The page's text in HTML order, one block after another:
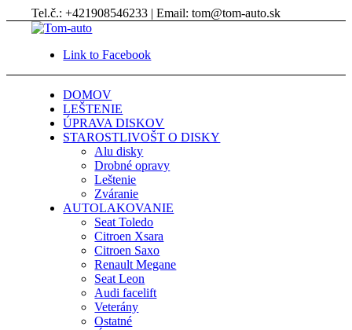
Tel.č.: +421908546233 | Email: tom@tom-auto.sk
Link to Facebook
DOMOV
LEŠTENIE
ÚPRAVA DISKOV
STAROSTLIVOŠT O DISKY
Alu disky
Drobné opravy
Leštenie
Zváranie
AUTOLAKOVANIE
Seat Toledo
Citroen Xsara
Citroen Saxo
Renault Megane
Seat Leon
Audi facelift
Veterány
Ostatné